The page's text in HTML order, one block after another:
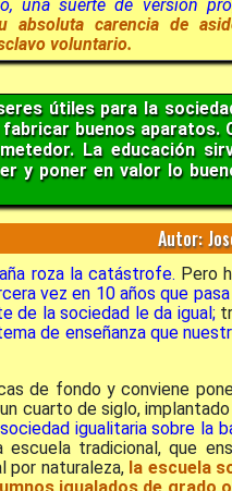
una suerte de versión
absoluta carencia de
voluntario.
útiles para la
buenos aparatos.
La educación
y poner en valor lo
Autor:
roza la catástrofe. Pero
vez en 10 años que
de la sociedad le da igual;
de enseñanza que
de fondo y conviene
cuarto de siglo,
igualitaria sobre la
escuela tradicional, que
por naturaleza, la escuela